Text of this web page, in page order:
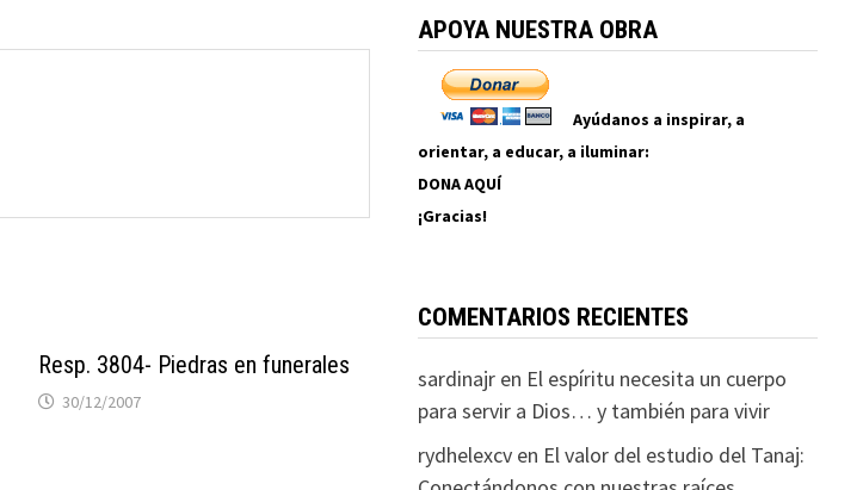
Resp. 3804- Piedras en funerales
30/12/2007
APOYA NUESTRA OBRA
Ayúdanos a inspirar, a
orientar, a educar, a iluminar:
DONA AQUÍ
¡Gracias!
COMENTARIOS RECIENTES
sardinajren El espíritu necesita un cuerpo
para servir a Dios… y también para vivir
rydhelexcven El valor del estudio del Tanaj: